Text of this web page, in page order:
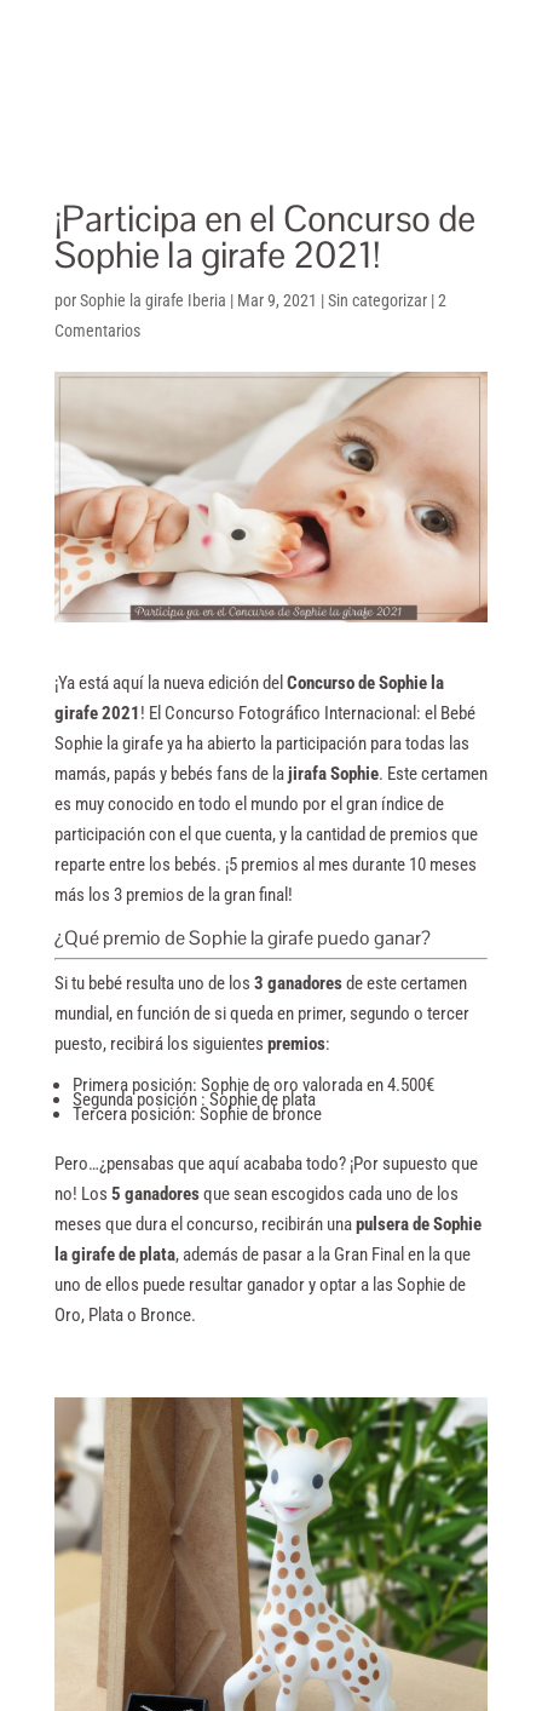
¡Participa en el Concurso de
Sophie la girafe 2021!
porSophie la girafe Iberia | Mar 9, 2021 |Sin categorizar|2
Comentarios
¡Ya está aquí la nueva edición del Concurso de Sophie la
girafe 2021 ! El Concurso Fotográfico Internacional: el Bebé
Sophie la girafe ya ha abierto la participación para todas las
mamás, papás y bebés fans de lajirafa Sophie. Este certamen
es muy conocido en todo el mundo por el gran índice de
participación con el que cuenta, y la cantidad de premios que
reparte entre los bebés. ¡5 premios al mes durante 10 meses
más los 3 premios de la gran final!
¿Qué premio de Sophie la girafe puedo ganar?
Si tu bebé resulta uno de los 3 ganadoresde este certamen
mundial, en función de si queda en primer, segundo o tercer
puesto, recibirá los siguientes premios:
Primera posición: Sophie de oro valorada en 4.500€
Segunda posición : Sophie de plata
Tercera posición: Sophie de bronce
Pero…¿pensabas que aquí acababa todo? ¡Por supuesto que
no! Los 5 ganadoresque sean escogidos cada uno de los
meses que dura el concurso, recibirán unapulsera de Sophie
la girafe de plata, además de pasar a la Gran Final en la que
uno de ellos puede resultar ganador y optar a las Sophie de
Oro, Plata o Bronce.